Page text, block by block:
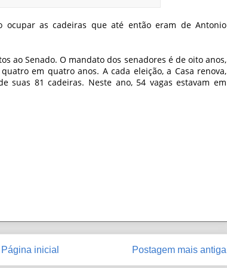
ocupar as cadeiras que até então eram de Antonio
ao Senado. O mandato dos senadores é de oito anos,
em quatro anos. A cada eleição, a Casa renova,
suas 81 cadeiras. Neste ano, 54 vagas estavam em
Postagem mais antiga
Página inicial